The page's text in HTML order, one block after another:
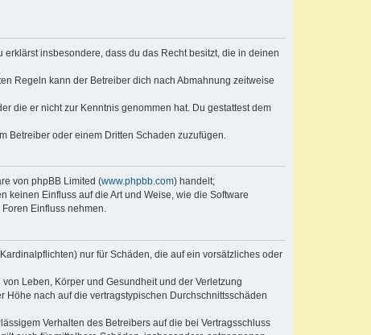
insbesondere, dass du das Recht besitzt, die in deinen
Regeln kann der Betreiber dich nach Abmahnung zeitweise
die er nicht zur Kenntnis genommen hat. Du gestattest dem
Betreiber oder einem Dritten Schaden zuzufügen.
von phpBB Limited (www.phpbb.com) handelt;
keinen Einfluss auf die Art und Weise, wie die Software
Einfluss nehmen.
nur für Schäden, die auf ein vorsätzliches oder
Leben, Körper und Gesundheit und der Verletzung
nach auf die vertragstypischen Durchschnittsschäden
Verhalten des Betreibers auf die bei Vertragsschluss